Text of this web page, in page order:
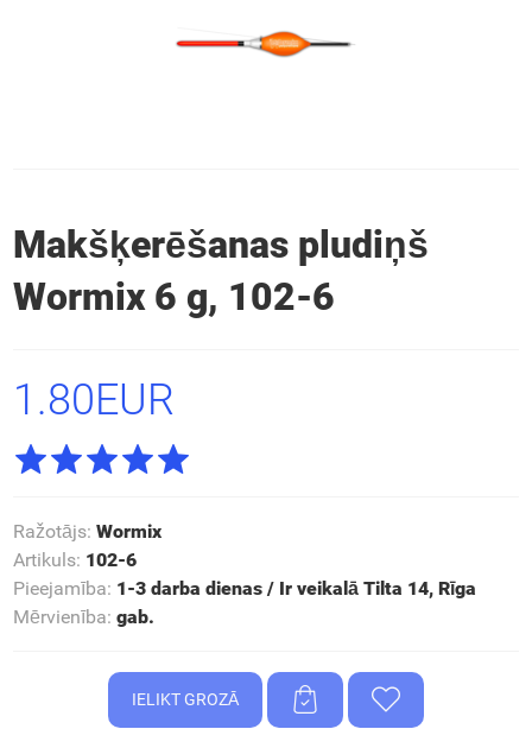
Makšķerēšanas pludiņš
Wormix 6 g, 102-6
1.80EUR
Ražotājs: Wormix
Artikuls: 102-6
Pieejamība: 1-3 darba dienas / Ir veikalā Tilta 14, Rīga
Mērvienība: gab.